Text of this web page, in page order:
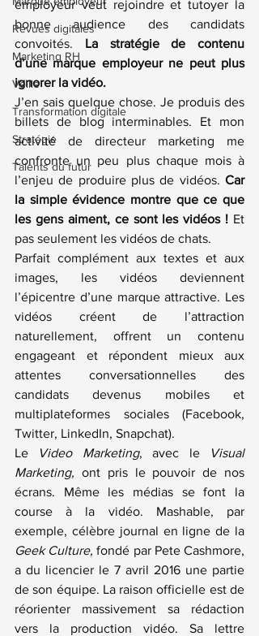
Revues digitales
Marketing RH
Veille
Transformation digitale
Stratégie
Talents du futur
employeur veut rejoindre et tutoyer la
bonne audience des candidats
convoités. La stratégie de contenu
d’une marque employeur ne peut plus
ignorer la vidéo.
J’en sais quelque chose. Je produis des
billets de blog interminables. Et mon
activité de directeur marketing me
confronte un peu plus chaque mois à
l’enjeu de produire plus de vidéos. Car
la simple évidence montre que ce que
les gens aiment, ce sont les vidéos ! Et
pas seulement les vidéos de chats.
Parfait complément aux textes et aux
images, les vidéos deviennent
l’épicentre d’une marque attractive. Les
vidéos créent de l’attraction
naturellement, offrent un contenu
engageant et répondent mieux aux
attentes conversationnelles des
candidats devenus mobiles et
multiplateformes sociales (Facebook,
Twitter, LinkedIn, Snapchat).
Le
Video Marketing, avec le
Visual
Marketing, ont pris le pouvoir de nos
écrans. Même les médias se font la
course à la vidéo. Mashable, par
Geek Culture, fondé par Pete Cashmore,
a du licencier le 7 avril 2016 une partie
réorienter massivement sa rédaction
vers la production vidéo. Sa lettre